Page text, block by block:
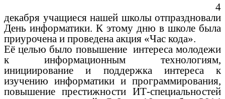
4
декабря учащиеся нашей школы отпраздновали
День информатики. К этому дню в школе была
приурочена и проведена акция «Час кода».
Её целью было повышение интереса молодежи
к информационным технологиям,
инициирование и поддержка интереса к
изучению информатики и программирования,
повышение престижности ИТ-специальностей